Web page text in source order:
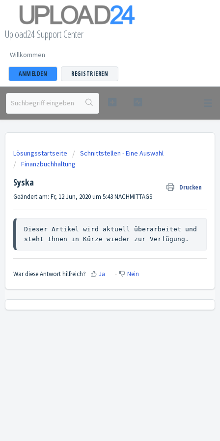
Upload24 Support Center
Willkommen
ANMELDEN REGISTRIEREN
Lösungsstartseite
Schnittstellen - Eine Auswahl
Finanzbuchhaltung
Syska Drucken
Geändert am: Fr, 12 Jun, 2020 um 5:43 NACHMITTAGS
Dieser Artikel wird aktuell überarbeitet und
steht Ihnen in Kürze wieder zur Verfügung.
War diese Antwort hilfreich? Ja Nein